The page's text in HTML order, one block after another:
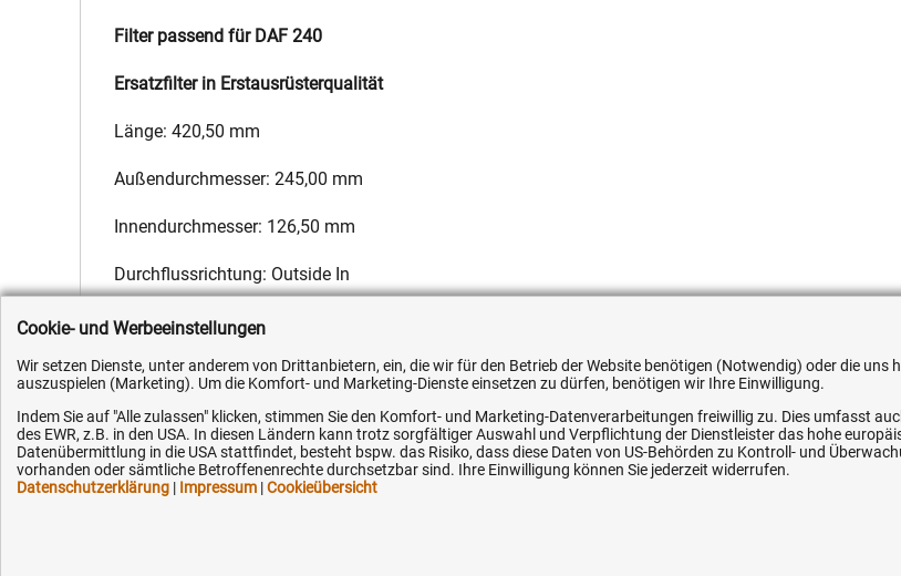
Filter passend für DAF 240
Ersatzfilter in Erstausrüsterqualität
Länge: 420,50 mm
Außendurchmesser: 245,00 mm
Innendurchmesser: 126,50 mm
Durchflussrichtung: Outside In
Hersteller: Fleetguard
Kundenhotline (Festnetz): Hilfe & Service Ihre Hytec-Hydraulik Vorteile
Cookie- und Werbeeinstellungen
Wir setzen Dienste, unter anderem von Drittanbietern, ein, die wir für den Betrieb der Website benötigen (Notwendig) oder die
auszuspielen (Marketing). Um die Komfort- und Marketing-Dienste einsetzen zu dürfen, benötigen wir Ihre Einwilligung.
Indem Sie auf "Alle zulassen" klicken, stimmen Sie den Komfort- und Marketing-Datenverarbeitungen freiwillig zu. Dies umfasst
des EWR, z.B. in den USA. In diesen Ländern kann trotz sorgfältiger Auswahl und Verpflichtung der Dienstleister das hohe
Datenübermittlung in die USA stattfindet, besteht bspw. das Risiko, dass diese Daten von US-Behörden zu Kontroll- und
vorhanden oder sämtliche Betroffenenrechte durchsetzbar sind. Ihre Einwilligung können Sie jederzeit widerrufen.
Datenschutzerklärung | Impressum |Cookieübersicht